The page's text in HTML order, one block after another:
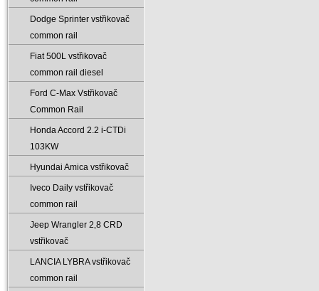
Dodge Sprinter vstřikovač
common rail
Fiat 500L vstřikovač
common rail diesel
Ford C-Max Vstřikovač
Common Rail
Honda Accord 2.2 i-CTDi
103KW
Hyundai Amica vstřikovač
Iveco Daily vstřikovač
common rail
Jeep Wrangler 2‚8 CRD
vstřikovač
LANCIA LYBRA vstřikovač
common rail